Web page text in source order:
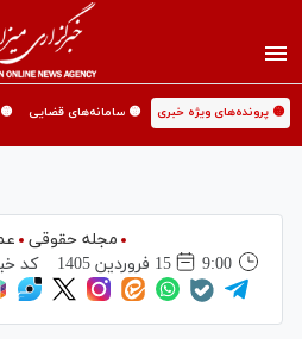
🟡 پرونده‌های ویژه خبری 🟡 سامانه‌های قضایی
مجله حقوقی
9:00
15 فروردين 1405 کد